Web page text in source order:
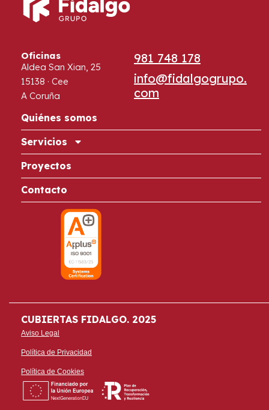
Oficinas
Aldea San Xian, 25
15138 · Cee
A Coruña
981 748 178
info@fidalgogrupo.
com
Quiénes somos
Servicios
Proyectos
Contacto
CUBIERTAS FIDALGO. 2025
Aviso Legal
Política de Privacidad
Política de Cookies